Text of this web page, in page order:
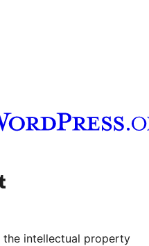
besuchen
Kanal besuchen
Tumblr-Konto besuchen
the intellectual property